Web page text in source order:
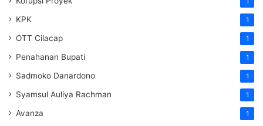
KPK 1
OTT Cilacap 1
Penahanan Bupati 1
Sadmoko Danardono 1
Syamsul Auliya Rachman 1
Avanza 1